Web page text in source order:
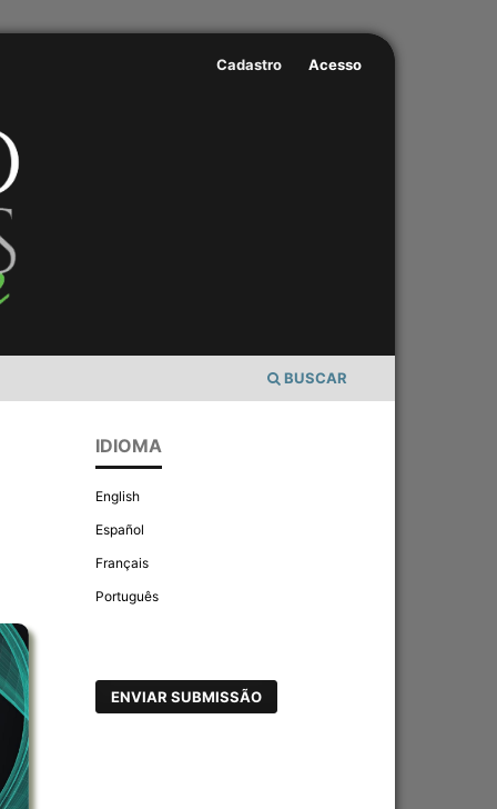
BUSCAR
Cadastro Acesso
IDIOMA
English
Español
Français
Português
ENVIAR SUBMISSÃO